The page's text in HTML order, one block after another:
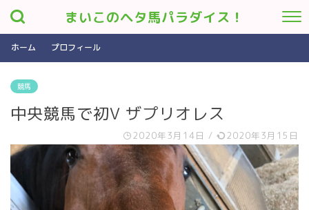
まいこのヘタ馬パラダイス！
ホーム プロフィール
競馬
中央競馬で初V ザプリオレス
2020年3月14日 / 2020年3月15日